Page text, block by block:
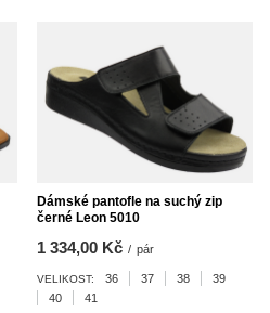
Dámské pantofle na suchý zip
černé Leon 5010
1 334,00 Kč / pár
VELIKOST: 36 37 38
39
40
41